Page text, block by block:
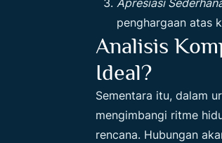
Apresiasi
penghargaan atas
Analisis
Ideal?
Sementara itu, dalam
mengimbangi ritme
rencana. Hubungan